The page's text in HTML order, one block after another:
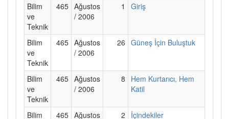
Bilim
ve
Teknik
465 Ağustos
/ 2006
1 Giriş
Bilim
ve
Teknik
465 Ağustos
/ 2006
26 Güneş İçin Buluştuk
Bilim
ve
Teknik
465 Ağustos
/ 2006
8
Hem Kurtarıcı, Hem
Katil
Bilim 465 Ağustos 2 İçindekiler